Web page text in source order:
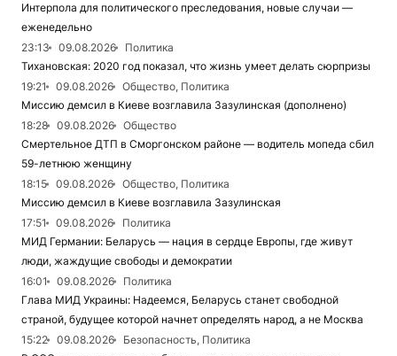
Интерпола для политического преследования, новые случаи —
еженедельно
23:13
09.08.2026
Политика
Тихановская: 2020 год показал, что жизнь умеет делать сюрпризы
19:21
09.08.2026
Общество, Политика
Миссию демсил в Киеве возглавила Зазулинская (дополнено)
18:28
09.08.2026
Общество
Смертельное ДТП в Сморгонском районе — водитель мопеда сбил
59-летнюю женщину
18:15
09.08.2026
Общество, Политика
Миссию демсил в Киеве возглавила Зазулинская
17:51
09.08.2026
Политика
МИД Германии: Беларусь — нация в сердце Европы, где живут
люди, жаждущие свободы и демократии
16:01
09.08.2026
Политика
Глава МИД Украины: Надеемся, Беларусь станет свободной
страной, будущее которой начнет определять народ, а не Москва
15:22
09.08.2026
Безопасность, Политика